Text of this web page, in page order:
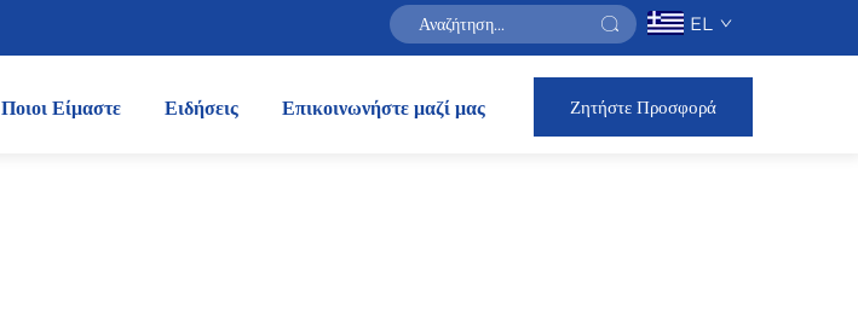
EL
Ποιοι Είμαστε Ειδήσεις Επικοινωνήστε μαζί μας Ζητήστε Προσφορά